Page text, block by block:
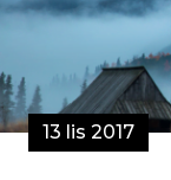
13 lis 2017